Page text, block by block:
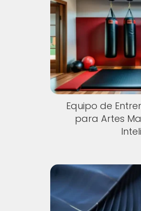
Equipo de
para Artes